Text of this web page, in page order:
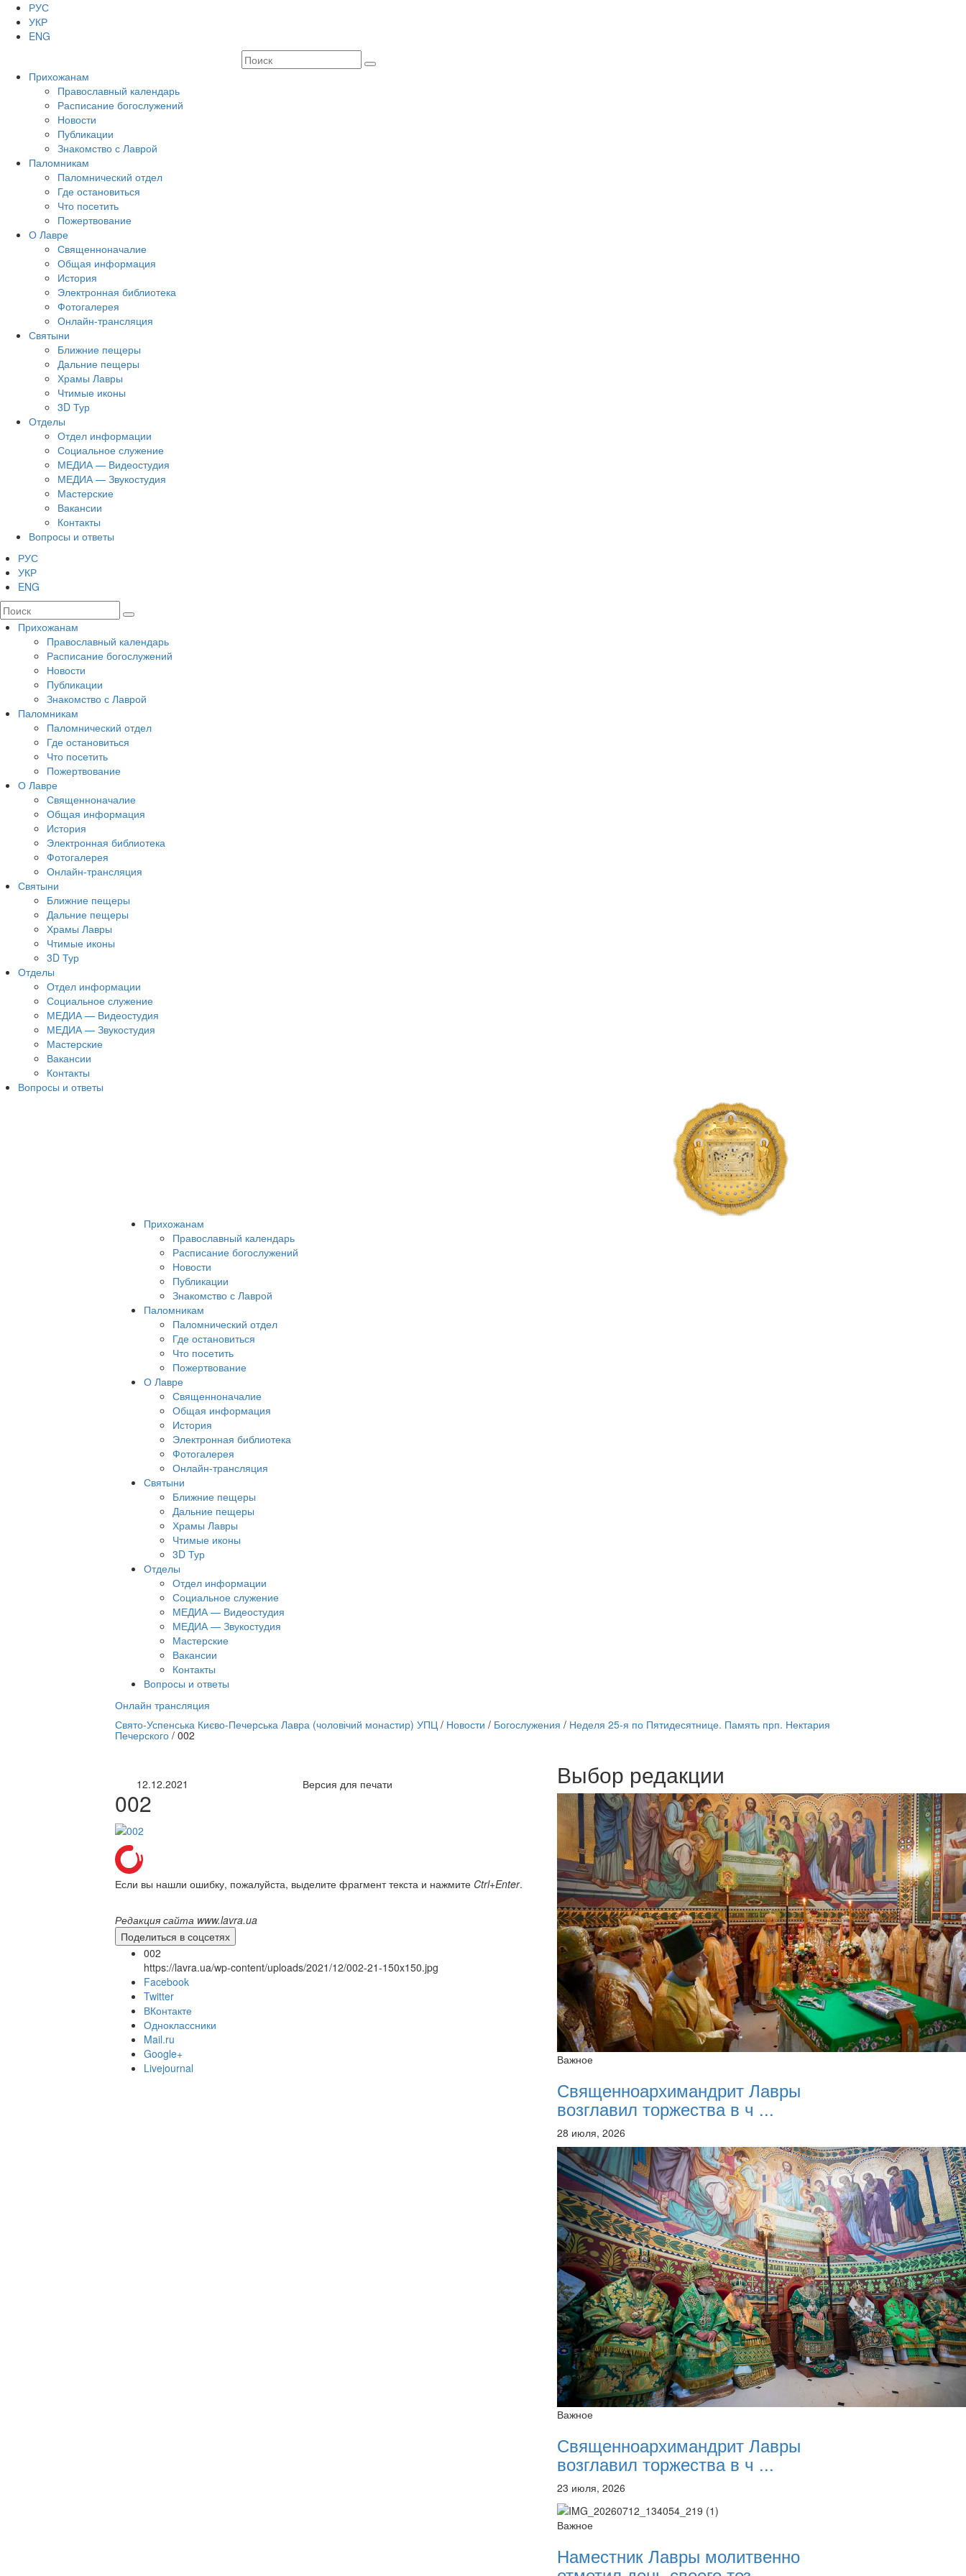
РУС
УКР
ENG
Прихожанам
Православный календарь
Расписание богослужений
Новости
Публикации
Знакомство с Лаврой
Паломникам
Паломнический отдел
Где остановиться
Что посетить
Пожертвование
О Лавре
Священноначалие
Общая информация
История
Электронная библиотека
Фотогалерея
Онлайн-трансляция
Святыни
Ближние пещеры
Дальние пещеры
Храмы Лавры
Чтимые иконы
3D Тур
Отделы
Отдел информации
Социальное служение
МЕДИА — Видеостудия
МЕДИА — Звукостудия
Мастерские
Вакансии
Контакты
Вопросы и ответы
РУС
УКР
ENG
Прихожанам
Православный календарь
Расписание богослужений
Новости
Публикации
Знакомство с Лаврой
Паломникам
Паломнический отдел
Где остановиться
Что посетить
Пожертвование
О Лавре
Священноначалие
Общая информация
История
Электронная библиотека
Фотогалерея
Онлайн-трансляция
Святыни
Ближние пещеры
Дальние пещеры
Храмы Лавры
Чтимые иконы
3D Тур
Отделы
Отдел информации
Социальное служение
МЕДИА — Видеостудия
МЕДИА — Звукостудия
Мастерские
Вакансии
Контакты
Вопросы и ответы
Прихожанам
Православный календарь
Расписание богослужений
Новости
Публикации
Знакомство с Лаврой
Паломникам
Паломнический отдел
Где остановиться
Что посетить
Пожертвование
О Лавре
Священноначалие
Общая информация
История
Электронная библиотека
Фотогалерея
Онлайн-трансляция
Святыни
Ближние пещеры
Дальние пещеры
Храмы Лавры
Чтимые иконы
3D Тур
Отделы
Отдел информации
Социальное служение
МЕДИА — Видеостудия
МЕДИА — Звукостудия
Мастерские
Вакансии
Контакты
Вопросы и ответы
Онлайн трансляция
12 сентября
Онлайн трансляции
12 сентября 2015Название трансляции
12 сентября 2015Название трансляции
12 сентября 2015Название трансляции
12 сентября 2015Название трансляции
12 сентября 2015Название трансляции
12 сентября 2015 Название трансляции
12 сентября 2015Название трансляции
12 сентября 2015Название трансляции
Перейти к архиву
Свято-Успенська Києво-Печерська Лавра (чоловічий монастир) УПЦ/ Новости / Богослужения / Неделя 25-я по Пятидесятнице. Память прп. Нектария
Печерского/ 002
12.12.2021 Версия для печати
002
Если вы нашли ошибку, пожалуйста, выделите фрагмент текста и нажмите Ctrl+Enter.
Редакция сайта www.lavra.ua
Поделиться в соцсетях
002
https://lavra.ua/wp-content/uploads/2021/12/002-21-150x150.jpg
Facebook
Twitter
ВКонтакте
Одноклассники
Mail.ru
Google+
Livejournal
Выбор редакции
Важное
Священноархимандрит Лавры
возглавил торжества в ч ...
28 июля, 2026
Важное
Священноархимандрит Лавры
возглавил торжества в ч ...
23 июля, 2026
Важное
Наместник Лавры молитвенно